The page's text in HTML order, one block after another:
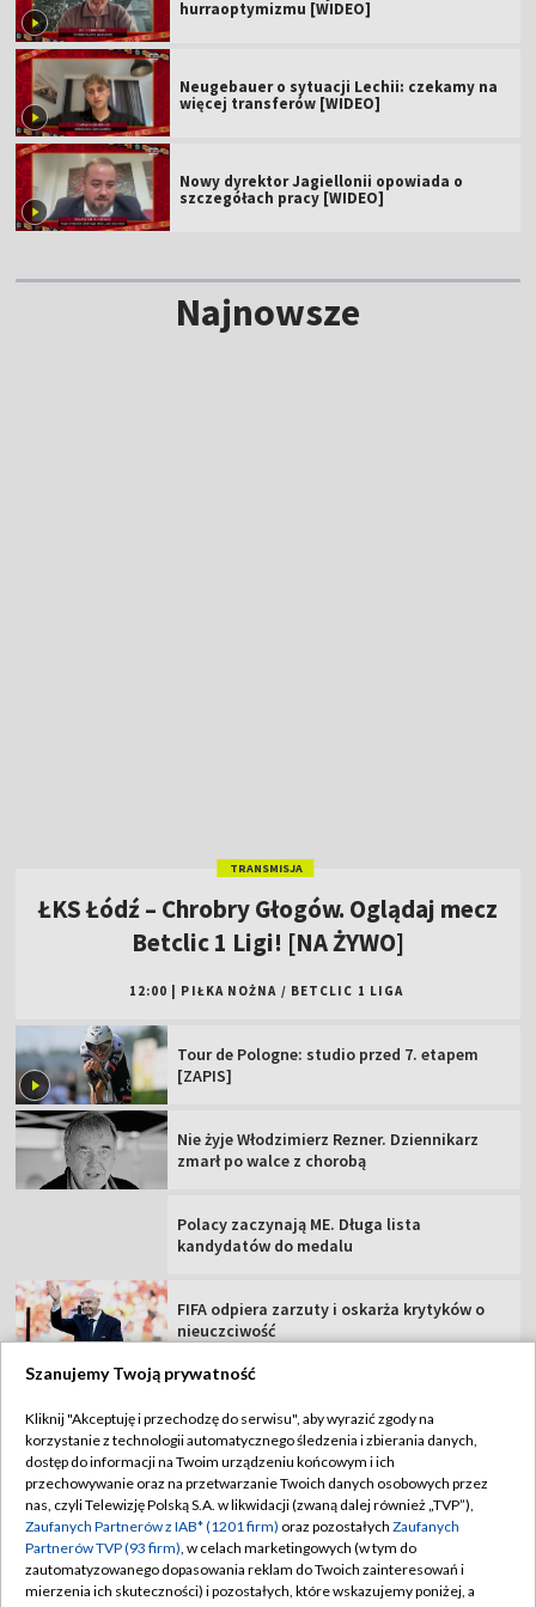
hurraoptymizmu [WIDEO]
Neugebauer o sytuacji Lechii: czekamy na
więcej transferów [WIDEO]
Nowy dyrektor Jagiellonii opowiada o
szczegółach pracy [WIDEO]
Najnowsze
[ZAPIS]
Nie żyje Włodzimierz Rezner. Dziennikarz
zmarł po walce z chorobą
Polacy zaczynają ME. Długa lista
FIFA odpiera zarzuty i oskarża krytyków o
Niezbędnik 3. kolejki PKO BP Ekstraklasy.
De Paul pamiętał o Messim. Wyjątkowa
Abonament TVP
Sklep TVP
Biuro Reklamy
Oferta Handlowa
Telegazeta ogłoszenia
Regulamin TVP
Polityka prywatności
Moje zgody
Biuro reklamy
Kontakt
Szanujemy Twoją prywatność
Kliknij "Akceptuję i przechodzę do serwisu", aby wyrazić zgody na
korzystanie z technologii automatycznego śledzenia i zbierania danych,
dostęp do informacji na Twoim urządzeniu końcowym i ich
przechowywanie oraz na przetwarzanie Twoich danych osobowych przez
nas, czyli Telewizję Polską S.A. w likwidacji (zwaną dalej również „TVP”),
Zaufanych Partnerów z IAB* (1201 firm) oraz pozostałych Zaufanych
Partnerów TVP (93 firm), w celach marketingowych (w tym do
zautomatyzowanego dopasowania reklam do Twoich zainteresowań i
mierzenia ich skuteczności) i pozostałych, które wskazujemy poniżej, a